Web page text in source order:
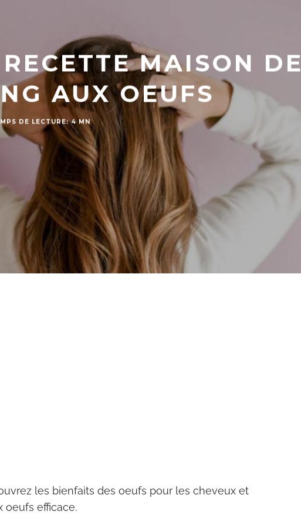
MAISON DE
AUX OEUFS
DE LECTURE: 4 MN
les bienfaits des oeufs pour les cheveux et
oeufs efficace.